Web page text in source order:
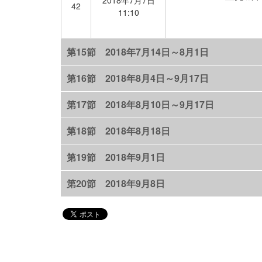
42
11:10
第15節 2018年7月14日～8月1日
第16節 2018年8月4日～9月17日
第17節 2018年8月10日～9月17日
第18節 2018年8月18日
第19節 2018年9月1日
第20節 2018年9月8日